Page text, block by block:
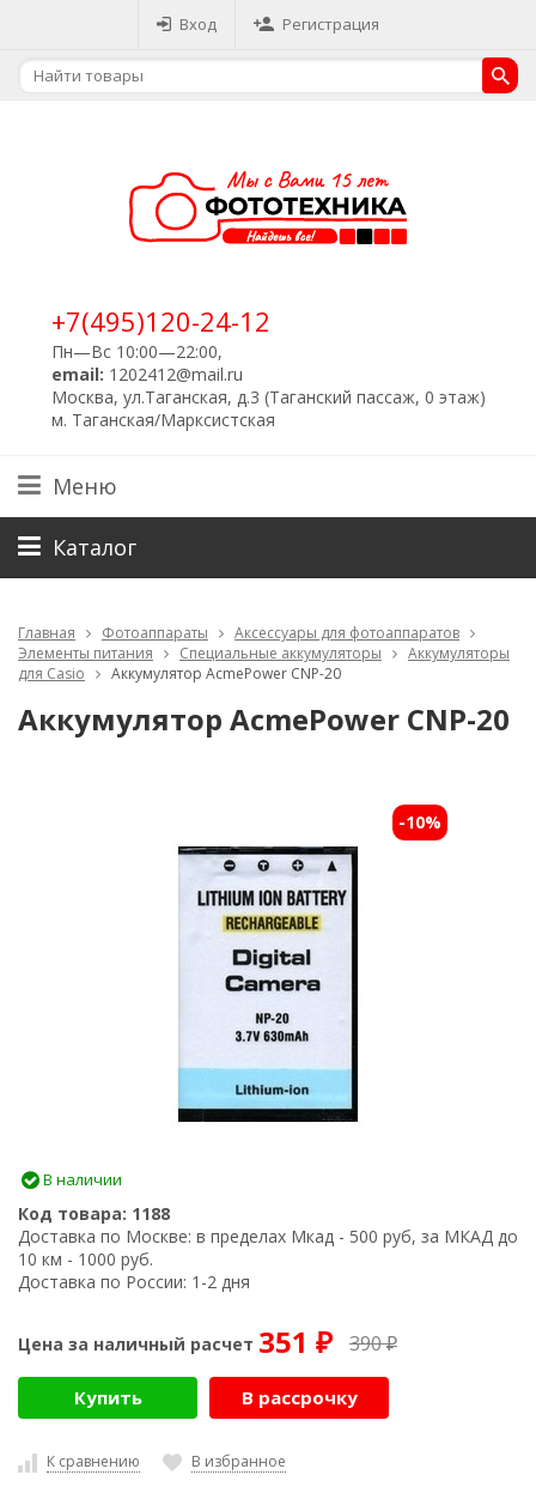
Вход Регистрация
+7(495)120-24-12
Пн—Вс 10:00—22:00,
email: 1202412@mail.ru
Москва, ул.Таганская, д.3 (Таганский пассаж, 0 этаж)
м. Таганская/Марксистская
Меню
Каталог
Главная Фотоаппараты
Аксессуары для фотоаппаратов
Элементы питания
Специальные аккумуляторы
Аккумуляторы
для Casio
Аккумулятор AcmePower CNP-20
Аккумулятор AcmePower CNP-20
-10%
В наличии
Код товара: 1188
Доставка по Москве: в пределах Мкад - 500 руб, за МКАД до
10 км - 1000 руб.
Доставка по России: 1-2 дня
Цена за наличный расчет 351 ₽ 390₽
Купить В рассрочку
К сравнению В избранное